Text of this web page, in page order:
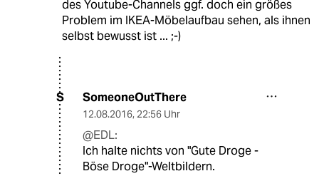
des Youtube-Channels ggf. doch ein größes
Problem im IKEA-Möbelaufbau sehen, als ihnen
selbst bewusst ist ... ;-)
S SomeoneOutThere
12.08.2016, 22:56 Uhr
@EDL:
Ich halte nichts von "Gute Droge -
Böse Droge"-Weltbildern.